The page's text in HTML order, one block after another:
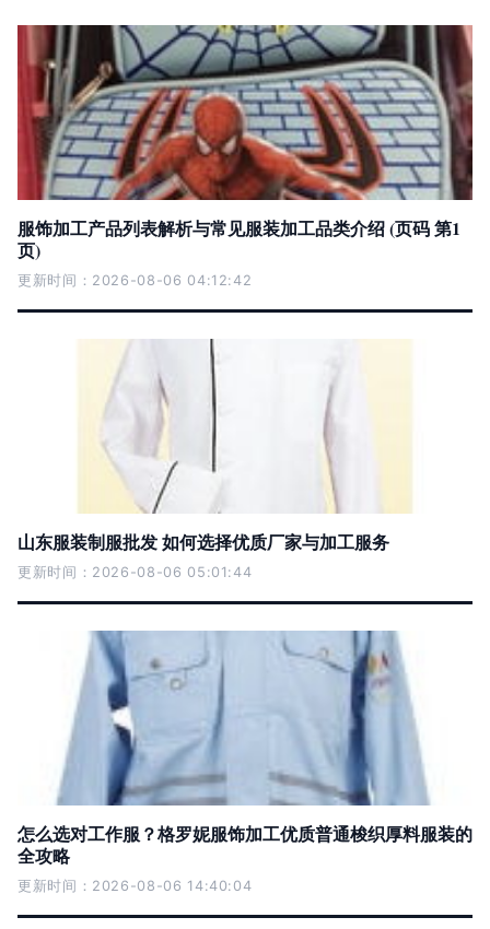
服饰加工产品列表解析与常见服装加工品类介绍 (页码 第1
页)
更新时间：2026-08-06 04:12:42
山东服装制服批发 如何选择优质厂家与加工服务
更新时间：2026-08-06 05:01:44
怎么选对工作服？格罗妮服饰加工优质普通梭织厚料服装的
全攻略
更新时间：2026-08-06 14:40:04